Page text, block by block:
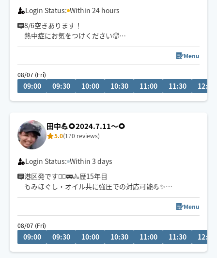
Login Status: Within 24 hours
8/6空きあります！
熱中症にお気をつけください🥵
ご予約枠増やしました⭐︎
思う存分癒します！
お酒が好きです🍶
好きな動物:うさぎ🐰最近はポニーも🐴
趣味:散歩、サウナ
Menu
08/07 (Fri)
09:00 09:30 10:00 10:30 11:00 11:30 12:00
田中💪🌻2024.7.11〜🌻
5.0(170 reviews)
Login Status: Within 3 days
港区発です🏃‍♀️🚃🚴歴15年目
もみほぐし・オイル共に強圧での対応可能💪✨
力加減は調整可能ですので、遠慮なくお申し付けくださ
2025.05より出勤日数減ってます。
時間外のご相談もお気軽に😊
お子様👶犬猫ちゃん🐶🐱大歓迎です♪
Menu
08/07 (Fri)
09:00 09:30 10:00 10:30 11:00 11:30 12:00